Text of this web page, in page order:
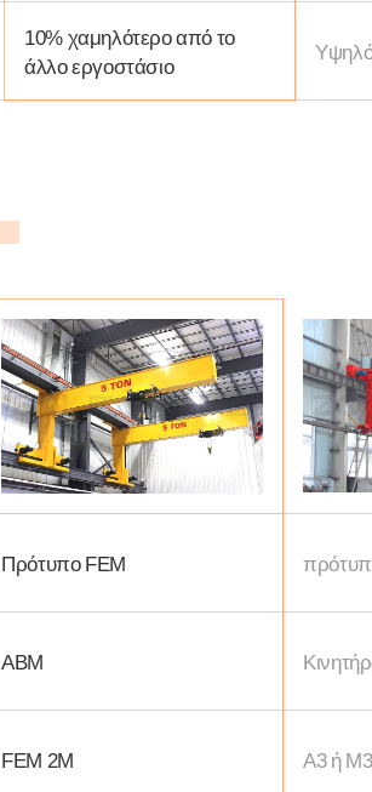
10% χαμηλότερο από το
άλλο εργοστάσιο
Πρότυπο FEM
ABM
FEM 2M Α3 ή Μ3